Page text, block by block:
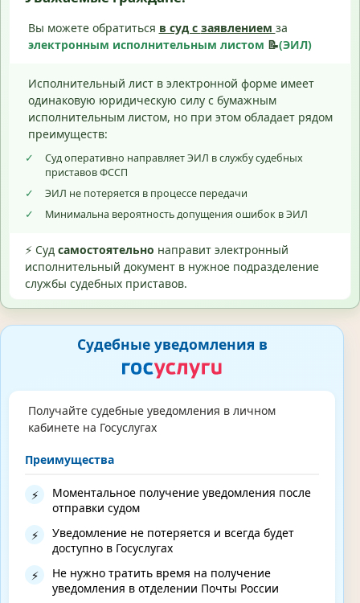
Вы можете обратиться в суд с заявлением за
электронным исполнительным листом 📝(ЭИЛ)
Исполнительный лист в электронной форме имеет
одинаковую юридическую силу с бумажным
исполнительным листом, но при этом обладает рядом
преимуществ:
✓
Суд оперативно направляет ЭИЛ в службу судебных
приставов ФССП
✓
ЭИЛ не потеряется в процессе передачи
✓
Минимальна вероятность допущения ошибок в ЭИЛ
⚡ Суд самостоятельно направит электронный
исполнительный документ в нужное подразделение
службы судебных приставов.
Судебные уведомления в
Получайте судебные уведомления в личном
кабинете на Госуслугах
Преимущества
⚡
Моментальное получение уведомления после
отправки судом
⚡
Уведомление не потеряется и всегда будет
доступно в Госуслугах
⚡
Не нужно тратить время на получение
уведомления в отделении Почты России